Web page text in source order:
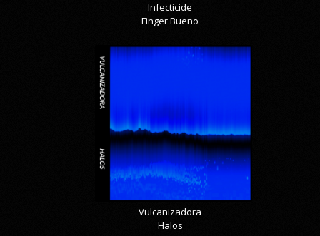
Infecticide
Finger Bueno
Vulcanizadora
Halos